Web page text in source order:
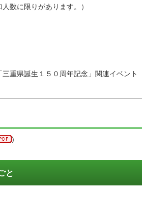
に限りがあります。）
県誕生１５０周年記念」関連イベント
)
と